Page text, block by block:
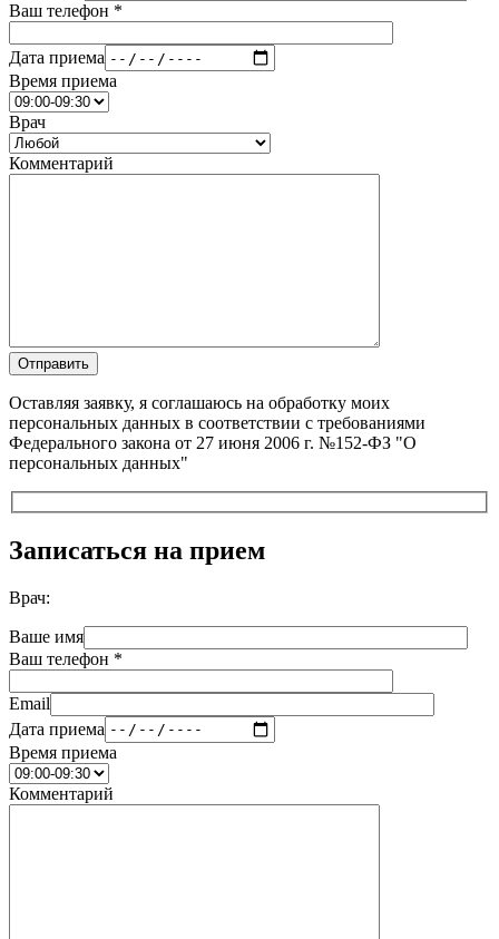
Ваш телефон *
Дата приема
Время приема
Врач
Комментарий
Оставляя заявку, я соглашаюсь на обработку моих
персональных данных в соответствии с требованиями
Федерального закона от 27 июня 2006 г. №152-ФЗ "О
персональных данных"
Записаться на прием
Врач:
Ваше имя
Ваш телефон *
Email
Дата приема
Время приема
Комментарий